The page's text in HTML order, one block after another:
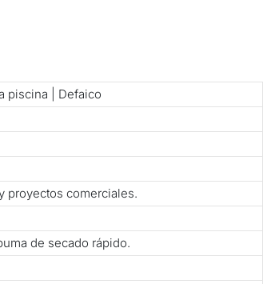
piscina | Defaico
proyectos comerciales.
de secado rápido.